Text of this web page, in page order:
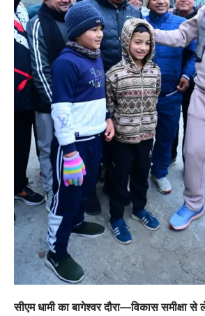
सीएम धामी का बागेश्वर दौरा—विकास समीक्षा से